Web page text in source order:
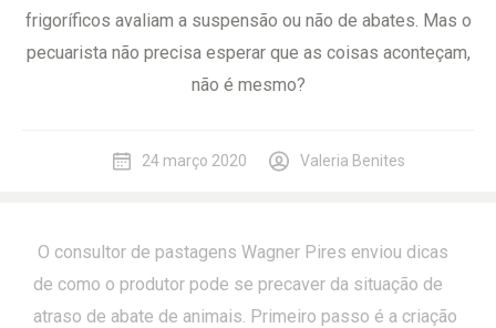
frigoríficos avaliam a suspensão ou não de abates. Mas o
pecuarista não precisa esperar que as coisas aconteçam,
não é mesmo?
24 março 2020 Valeria Benites
O consultor de pastagens Wagner Pires enviou dicas
de como o produtor pode se precaver da situação de
atraso de abate de animais. Primeiro passo é a criação